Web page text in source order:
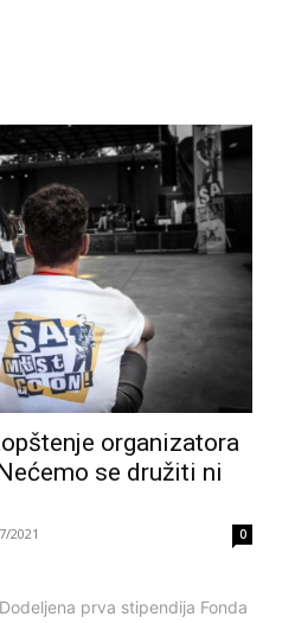
organizatora
se družiti ni
2021 0